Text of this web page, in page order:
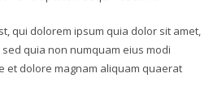
qui dolorem ipsum quia dolor sit amet,
quia non numquam eius modi
et dolore magnam aliquam quaerat